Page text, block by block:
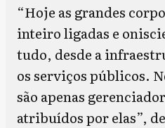
“Hoje as grandes
inteiro ligadas e
tudo, desde a
os serviços públicos.
são apenas
atribuídos por elas”,